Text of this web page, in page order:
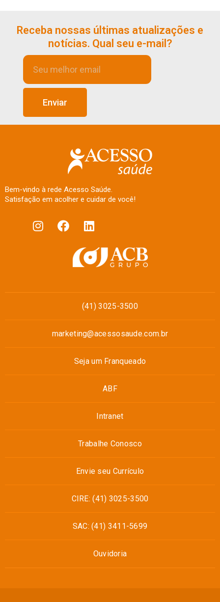
Receba nossas últimas atualizações e
notícias. Qual seu e-mail?
Enviar
Bem-vindo à rede Acesso Saúde.
Satisfação em acolher e cuidar de você!
(41) 3025-3500
marketing@acessosaude.com.br
Seja um Franqueado
ABF
Intranet
Trabalhe Conosco
Envie seu Currículo
CIRE: (41) 3025-3500
SAC: (41) 3411-5699
Ouvidoria